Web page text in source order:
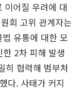
이어질 우려에 대
회 고위 관계자는
유통에 대한 모
2차 피해 발생
히 협력해 범부처
다. 사태가 커지